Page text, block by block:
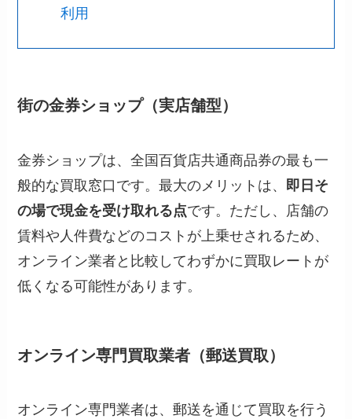
利用
街の金券ショップ（実店舗型）
金券ショップは、全国百貨店共通商品券の最も一
般的な買取窓口です。最大のメリットは、 即日そ
の場で現金を受け取れる点です。ただし、店舗の
賃料や人件費などのコストが上乗せされるため、
オンライン業者と比較してわずかに買取レートが
低くなる可能性があります。
オンライン専門買取業者（郵送買取）
オンライン専門業者は、郵送を通じて買取を行う